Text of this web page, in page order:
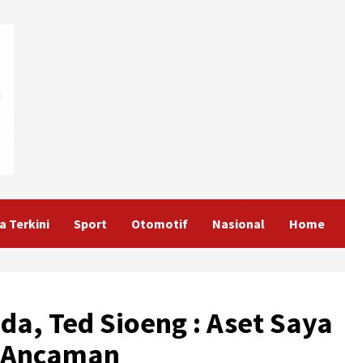
Terkini Sport Otomotif Nasional Home
Ted Sioeng : Aset Saya